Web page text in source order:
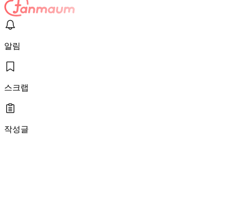
알림
스크랩
작성글